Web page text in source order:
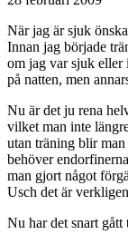
När jag är sjuk
Innan jag började
om jag var sjuk eller
på natten, men
Nu är det ju rena
vilket man inte
utan träning blir
behöver
man gjort något
Usch det är
Nu har det snart gått